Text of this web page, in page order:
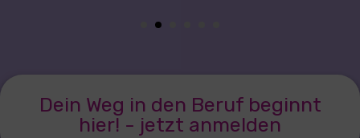
Dein Weg in den Beruf beginnt
hier! - jetzt anmelden